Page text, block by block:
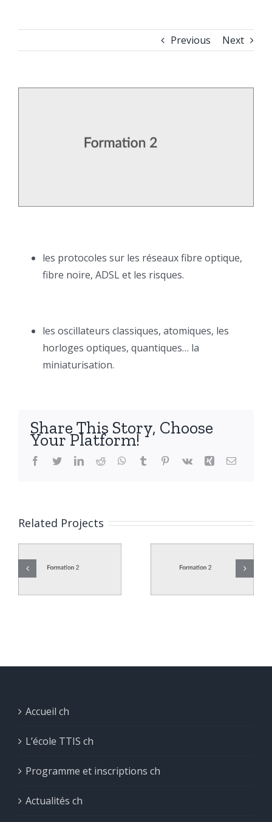
Previous Next
les protocoles sur les réseaux fibre optique,
fibre noire, ADSL et les risques.
les oscillateurs classiques, atomiques, les
horloges optiques, quantiques… la
miniaturisation.
Share This Story, Choose
Your Platform!
Facebook
TwitterLinkedIn
Reddit WhatsApp
Tumblr Pinterest
Vk Xing Email
Related Projects
Systèmes
embarqués
Réseau
Accueil ch
L’école TTIS ch
Programme et inscriptions ch
Actualités ch